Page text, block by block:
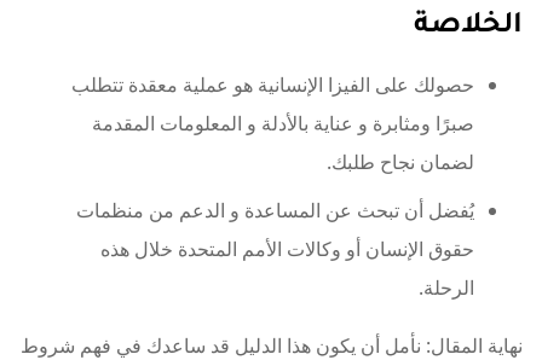
الخلاصة
حصولك على الفيزا الإنسانية هو عملية معقدة تتطلب
صبرًا ومثابرة و عناية بالأدلة و المعلومات المقدمة
لضمان نجاح طلبك.
يُفضل أن تبحث عن المساعدة و الدعم من منظمات
حقوق الإنسان أو وكالات الأمم المتحدة خلال هذه
الرحلة.
نهاية المقال: نأمل أن يكون هذا الدليل قد ساعدك في فهم شروط